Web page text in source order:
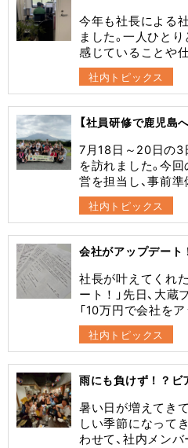
今年も社長による
ました。一人ひと
感じていることや
社内トピックス
【社員研修で鹿児島
7月18日～20日の3
を訪れました。今
営を担当し、事前
社内トピックス
会社がアップデート
社長が叶えてくれ
ート！」先日、大
「10万円で会社を
社内トピックス
雨にも負けず！？ビ
暑い日が増えてき
しい季節になって
わせて、社内メン